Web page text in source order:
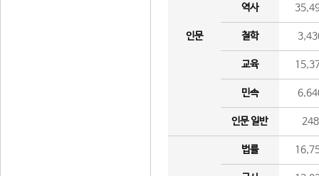
인문
역사
철학
교육
민속
인문 일반 248
법률